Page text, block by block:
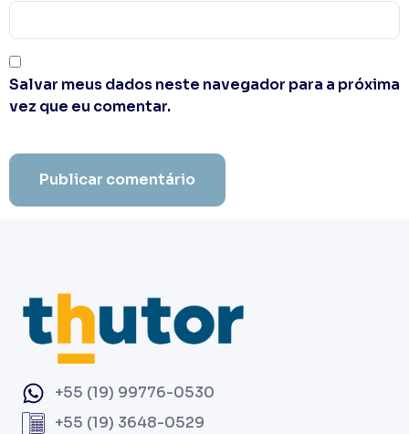
Salvar meus dados neste navegador para a próxima
vez que eu comentar.
+55 (19) 99776-0530
+55 (19) 3648-0529